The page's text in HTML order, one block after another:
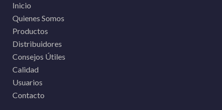
Inicio
Quienes Somos
Productos
Distribuidores
Consejos Útiles
Calidad
Usuarios
Contacto